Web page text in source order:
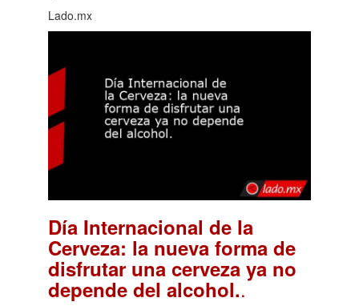
Lado.mx
Día Internacional de la
Cerveza: la nueva forma de
disfrutar una cerveza ya no
depende del alcohol..